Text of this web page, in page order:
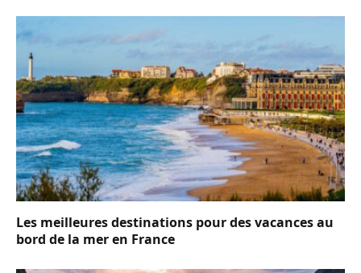
Les meilleures destinations pour des vacances au
bord de la mer en France